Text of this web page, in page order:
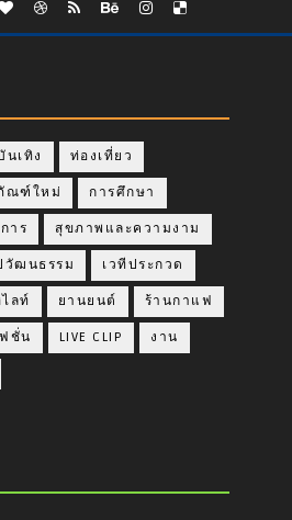
นเทิง ท่องเที่ยว
ณฑ์ใหม่ การศึกษา
าร สุขภาพและความงาม
วัฒนธรรม เวทีประกวด
ลท์ ยานยนต์ ร้านกาแฟ
ชั่น LIVE CLIP งาน